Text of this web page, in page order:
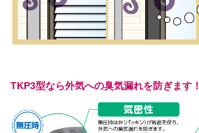
TKP3型なら外気への臭気漏れを防ぎます！